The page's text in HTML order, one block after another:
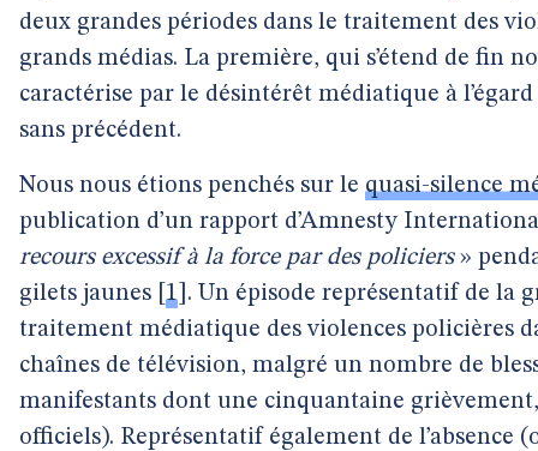
deux grandes périodes dans le traitement des
grands médias. La première, qui s’étend de fin
caractérise par le désintérêt médiatique à
sans précédent.
Nous nous étions penchés sur le quasi-silence
publication d’un rapport d’Amnesty
recours excessif à la force par des policiers»
gilets jaunes 1 . Un épisode représentatif de la
traitement médiatique des violences policières
chaînes de télévision, malgré un nombre de
manifestants dont une cinquantaine
officiels). Représentatif également de l’absence